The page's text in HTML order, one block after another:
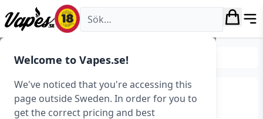
Welcome to Vapes.se!
We've noticed that you're accessing this
page outside Sweden. In order for you to
get the correct pricing and best
Vapes.se
E-juice E-juice med nikotin
N-One – Blackcurrant